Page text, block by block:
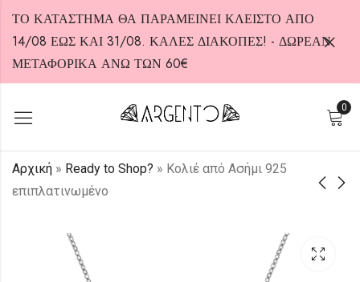
ΤΟ ΚΑΤΑΣΤΗΜΑ ΘΑ ΠΑΡΑΜΕΙΝΕΙ ΚΛΕΙΣΤΟ ΑΠΟ
14/08 ΕΩΣ ΚΑΙ 31/08. ΚΑΛΕΣ ΔΙΑΚΟΠΕΣ! - ΔΩΡΕΑΝ
ΜΕΤΑΦΟΡΙΚΑ ΑΝΩ ΤΩΝ 60€
0
Αρχική » Ready to Shop? » Κολιέ από Ασήμι 925
επιπλατινωμένο
Κολιέ από Ασήμι 925
επιπλατινωμένο
Ροζέτα Κολιέ από
Ασήμι 925 με Πέτρα
Σμαράγδι
€
HOT